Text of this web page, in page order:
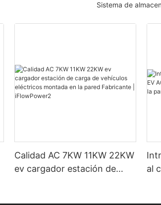
Sistema de
Calidad AC 7KW 11KW 22KW
ev cargador estación de
al